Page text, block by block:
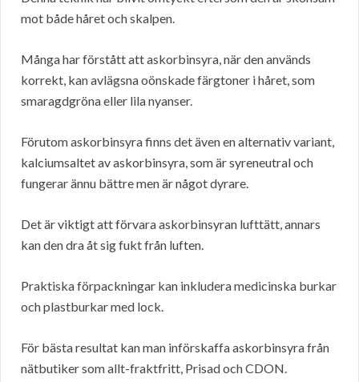
mot både håret och skalpen.
Många har förstått att askorbinsyra, när den används
korrekt, kan avlägsna oönskade färgtoner i håret, som
smaragdgröna eller lila nyanser.
Förutom askorbinsyra finns det även en alternativ variant,
kalciumsaltet av askorbinsyra, som är syreneutral och
fungerar ännu bättre men är något dyrare.
Det är viktigt att förvara askorbinsyran lufttätt, annars
kan den dra åt sig fukt från luften.
Praktiska förpackningar kan inkludera medicinska burkar
och plastburkar med lock.
För bästa resultat kan man införskaffa askorbinsyra från
nätbutiker som allt-fraktfritt, Prisad och CDON.